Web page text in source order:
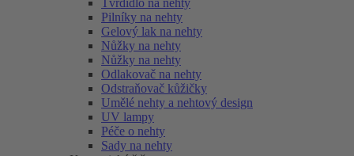
Tvrdidlo na nehty
Pilníky na nehty
Gelový lak na nehty
Nůžky na nehty
Nůžky na nehty
Odlakovač na nehty
Odstraňovač kůžičky
Umělé nehty a nehtový design
UV lampy
Péče o nehty
Sady na nehty